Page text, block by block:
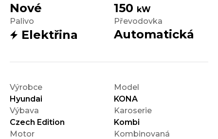
Nové 150 kW
Palivo
Elektřina
Převodovka
Automatická
Výrobce
Hyundai
Model
KONA
Výbava
Czech Edition
Karoserie
Kombi
Motor
Kombinovaná